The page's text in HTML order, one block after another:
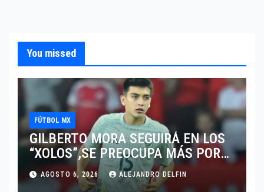
You missed
FÚTBOL MX
GILBERTO MORA SEGUIRÁ EN LOS
“XOLOS”,SE PREOCUPA MÁS POR
JUGAR EN SU EQUIPO.
AGOSTO 6, 2026 ALEJANDRO DELFIN